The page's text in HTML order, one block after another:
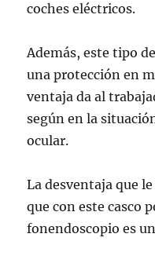
coches eléctricos.
Además, este tipo
una protección en
ventaja da al
según en la
ocular.
La desventaja que
que con este casco
fonendoscopio es